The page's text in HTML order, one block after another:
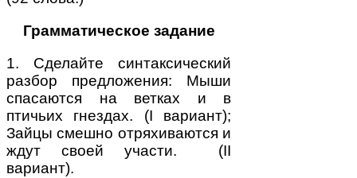
Грамматическое задание
1. Сделайте синтаксический
разбор предложения: Мыши
спасаются на ветках и в
птичьих гнездах. (I вариант);
Зайцы смешно отряхиваются и
ждут своей участи. (II
вариант).